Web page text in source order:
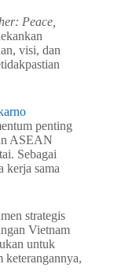
Peace,
visi, dan
penting
ASEAN
Sebagai
kerja sama
strategis
Vietnam
untuk
keterangannya,